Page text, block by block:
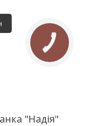
"Надія"